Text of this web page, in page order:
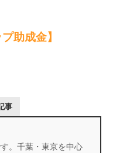
助成金】
事
。千葉・東京を中心